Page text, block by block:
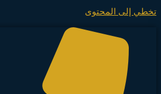
تخطي إلى المحتوى